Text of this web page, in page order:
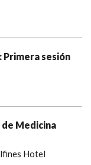
Primera sesión
Medicina
Hotel